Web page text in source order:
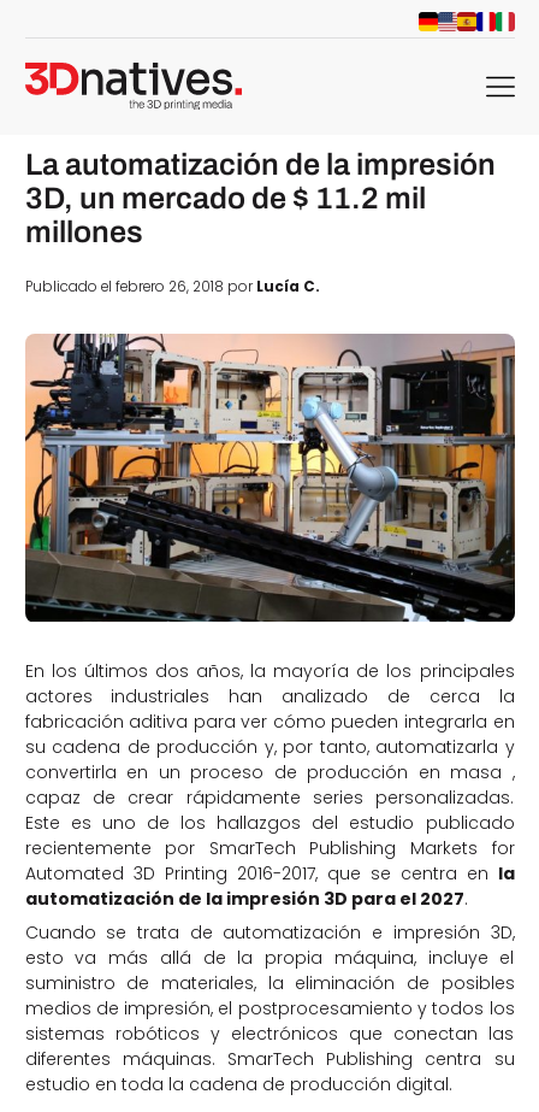
menu
La automatización de la impresión
3D, un mercado de $ 11.2 mil
millones
Publicado el febrero 26, 2018 porLucía C.
En los últimos dos años, la mayoría de los principales
actores industriales han analizado de cerca la
fabricación aditiva para ver cómo pueden integrarla en
su cadena de producción y, por tanto, automatizarla y
convertirla en un proceso de producción en masa ,
capaz de crear rápidamente series personalizadas.
Este es uno de los hallazgos del estudio publicado
recientemente por SmarTech Publishing Markets for
Automated 3D Printing 2016-2017, que se centra en la
automatización de la impresión 3D para el 2027.
Cuando se trata de automatización e impresión 3D,
esto va más allá de la propia máquina, incluye el
suministro de materiales, la eliminación de posibles
medios de impresión, el postprocesamiento y todos los
sistemas robóticos y electrónicos que conectan las
diferentes máquinas. SmarTech Publishing centra su
estudio en toda la cadena de producción digital.